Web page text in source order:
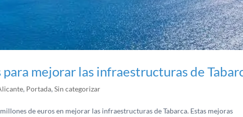
mejorar las infraestructuras de
, Portada,Sin categorizar
de euros en mejorar las infraestructuras de Tabarca. Estas mejoras